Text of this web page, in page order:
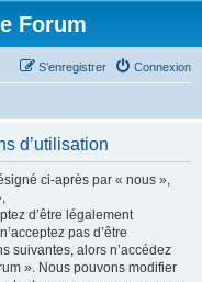
Forum
Connexion
S’enregistrer
d’utilisation
ci-après par « nous »,
d’être légalement
pas d’être
suivantes, alors n’accédez
». Nous pouvons modifier